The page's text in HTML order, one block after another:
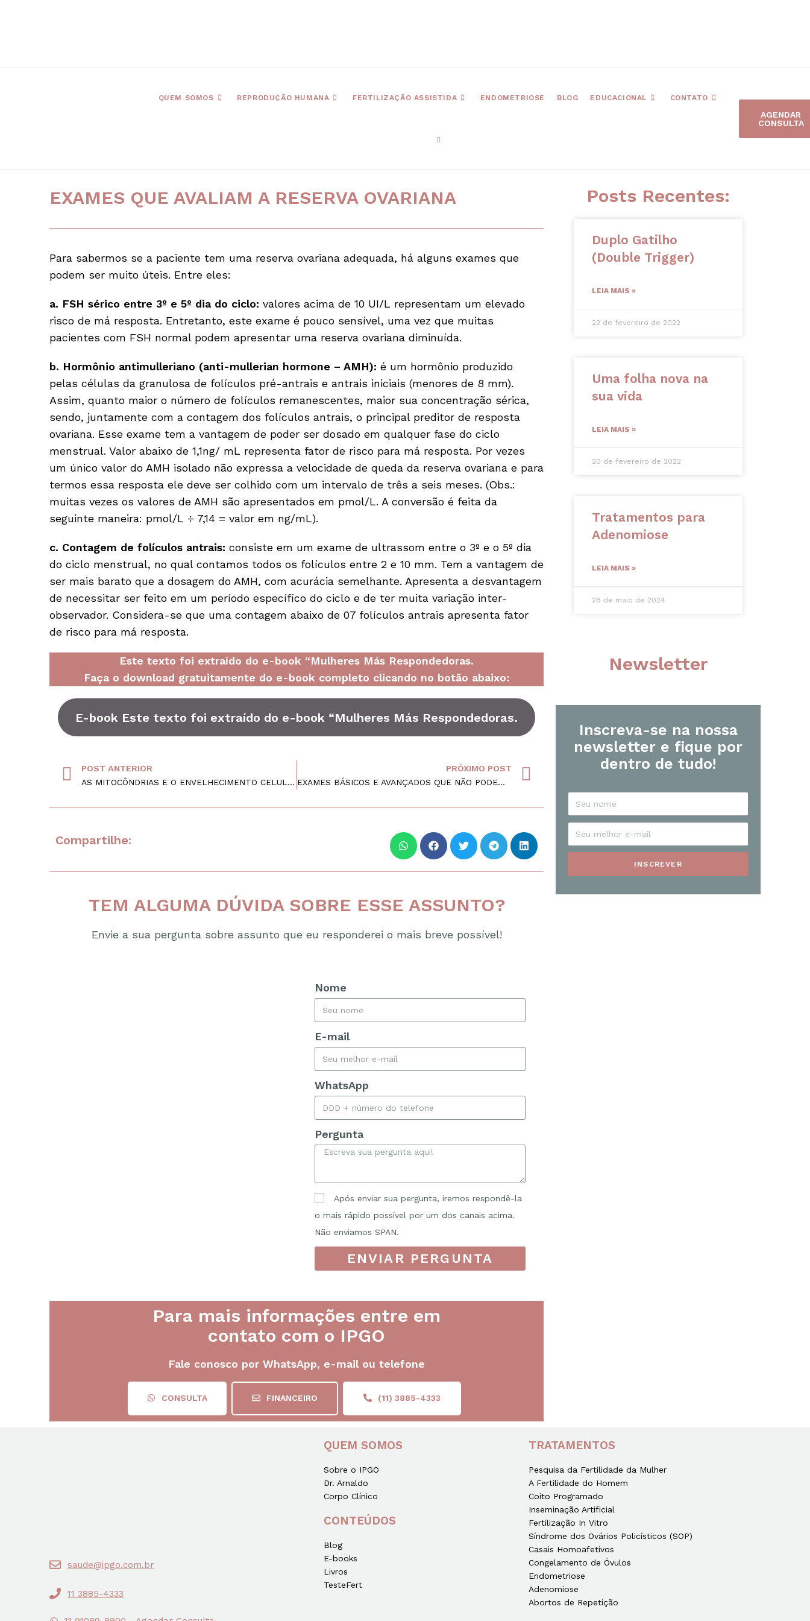
QUEM SOMOS REPRODUÇÃO HUMANA FERTILIZAÇÃO ASSISTIDA ENDOMETRIOSE BLOG EDUCACIONAL CONTATO
AGENDAR
CONSULTA
EXAMES QUE AVALIAM A RESERVA OVARIANA
Para sabermos se a paciente tem uma reserva ovariana adequada, há alguns exames que
podem ser muito úteis. Entre eles:
a. FSH sérico entre 3º e 5º dia do ciclo: valores acima de 10 UI/L representam um elevado
risco de má resposta. Entretanto, este exame é pouco sensível, uma vez que muitas
pacientes com FSH normal podem apresentar uma reserva ovariana diminuída.
b. Hormônio antimulleriano (anti-mullerian hormone – AMH): é um hormônio produzido
pelas células da granulosa de folículos pré-antrais e antrais iniciais (menores de 8 mm).
Assim, quanto maior o número de folículos remanescentes, maior sua concentração sérica,
sendo, juntamente com a contagem dos folículos antrais, o principal preditor de resposta
ovariana. Esse exame tem a vantagem de poder ser dosado em qualquer fase do ciclo
menstrual. Valor abaixo de 1,1ng/ mL representa fator de risco para má resposta. Por vezes
um único valor do AMH isolado não expressa a velocidade de queda da reserva ovariana e para
termos essa resposta ele deve ser colhido com um intervalo de três a seis meses. (Obs.:
muitas vezes os valores de AMH são apresentados em pmol/L. A conversão é feita da
seguinte maneira: pmol/L ÷ 7,14 = valor em ng/mL).
c. Contagem de folículos antrais: consiste em um exame de ultrassom entre o 3º e o 5º dia
do ciclo menstrual, no qual contamos todos os folículos entre 2 e 10 mm. Tem a vantagem de
ser mais barato que a dosagem do AMH, com acurácia semelhante. Apresenta a desvantagem
de necessitar ser feito em um período específico do ciclo e de ter muita variação inter-
observador. Considera-se que uma contagem abaixo de 07 folículos antrais apresenta fator
de risco para má resposta.
Este texto foi extraído do e-book “Mulheres Más Respondedoras.
Faça o download gratuitamente do e-book completo clicando no botão abaixo:
E-book Este texto foi extraído do e-book “Mulheres Más Respondedoras.
POST ANTERIOR
AS MITOCÔNDRIAS E O ENVELHECIMENTO CELULAR
PRÓXIMO POST
EXAMES BÁSICOS E AVANÇADOS QUE NÃO PODEM SER ESQUECIDOS
Compartilhe:
TEM ALGUMA DÚVIDA SOBRE ESSE ASSUNTO?
Envie a sua pergunta sobre assunto que eu responderei o mais breve possível!
Nome
E-mail
WhatsApp
Pergunta
Após enviar sua pergunta, iremos respondê-la
o mais rápido possível por um dos canais acima.
Não enviamos SPAN.
ENVIAR PERGUNTA
Para mais informações entre em
contato com o IPGO
Fale conosco por WhatsApp, e-mail ou telefone
CONSULTA FINANCEIRO (11) 3885-4333
Posts Recentes:
Duplo Gatilho
(Double Trigger)
LEIA MAIS »
22 de fevereiro de 2022
Uma folha nova na
sua vida
LEIA MAIS »
20 de fevereiro de 2022
Tratamentos para
Adenomiose
LEIA MAIS »
28 de maio de 2024
Newsletter
Inscreva-se na nossa
newsletter e fique por
dentro de tudo!
INSCREVER
saude@ipgo.com.br
11 3885-4333
QUEM SOMOS
Sobre o IPGO
Dr. Arnaldo
Corpo Clínico
CONTEÚDOS
Blog
E-books
Livros
TesteFert
TRATAMENTOS
Pesquisa da Fertilidade da Mulher
A Fertilidade do Homem
Coito Programado
Inseminação Artificial
Fertilização In Vitro
Síndrome dos Ovários Policísticos (SOP)
Casais Homoafetivos
Congelamento de Óvulos
Endometriose
Adenomiose
Abortos de Repetição